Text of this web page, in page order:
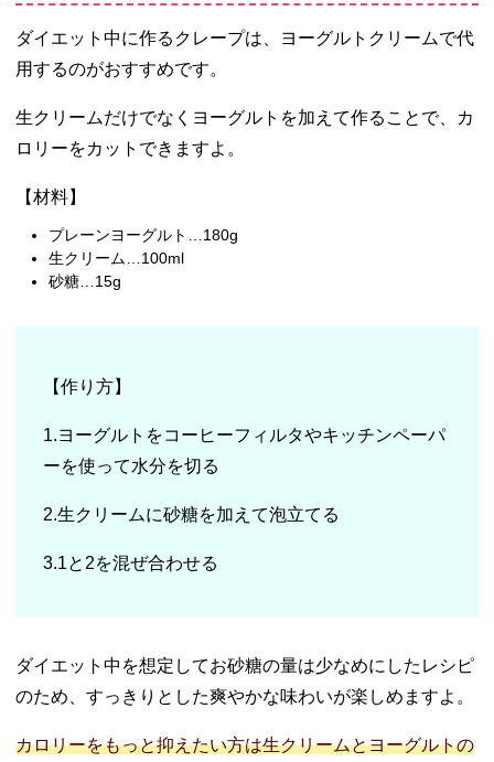
ダイエット中に作るクレープは、ヨーグルトクリームで代
用するのがおすすめです。
生クリームだけでなくヨーグルトを加えて作ることで、カ
ロリーをカットできますよ。
【材料】
プレーンヨーグルト…180g
生クリーム…100ml
砂糖…15g
【作り方】
1.ヨーグルトをコーヒーフィルタやキッチンペーパ
ーを使って水分を切る
2.生クリームに砂糖を加えて泡立てる
3.1と2を混ぜ合わせる
ダイエット中を想定してお砂糖の量は少なめにしたレシピ
のため、すっきりとした爽やかな味わいが楽しめますよ。
カロリーをもっと抑えたい方は生クリームとヨーグルトの